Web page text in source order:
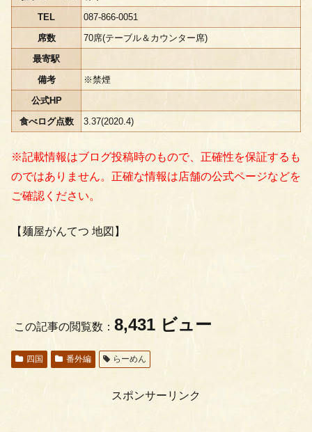
TEL
087-866-0051
席数
70席(テーブル＆カウンター席)
最寄駅
備考
※禁煙
公式HP
食べログ点数
3.37(2020.4)
※記載情報はブログ投稿時のもので、正確性を保証するも
のではありません。正確な情報は店舗の公式ページなどを
ご確認ください。
【麺屋がんてつ 地図】
この記事の閲覧数： 8,431 ビュー
四国 番外編 らーめん
スポンサーリンク